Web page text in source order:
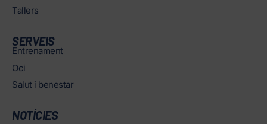
Tallers
SERVEIS
Entrenament
Oci
Salut i benestar
NOTÍCIES